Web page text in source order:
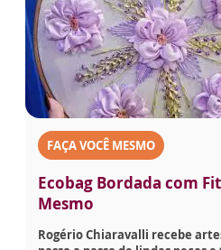
FAÇA VOCÊ MESMO
Ecobag Bordada com
Mesmo
Rogério Chiaravalli recebe